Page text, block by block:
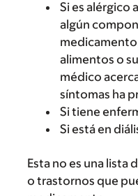
Si es alérgico
algún
alimentos o
médico
síntomas ha
Si tiene
Si está en
Esta no es una lista
o trastornos que